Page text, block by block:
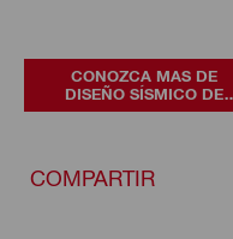
CONOZCA MAS DE
DISEÑO SÍSMICO DE
ANCLAJES
COMPARTIR